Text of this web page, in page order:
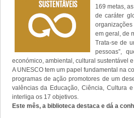
169 metas,
de caráter
em geral, de
Trata-se de
pessoas”,
económico, ambiental, cultural sustentável
A UNESCO tem um papel fundamental na
programas de ação promotores de um
valências da Educação, Ciência, Cultura
interliga os 17 objetivos.
Este mês, a biblioteca destaca e dá a